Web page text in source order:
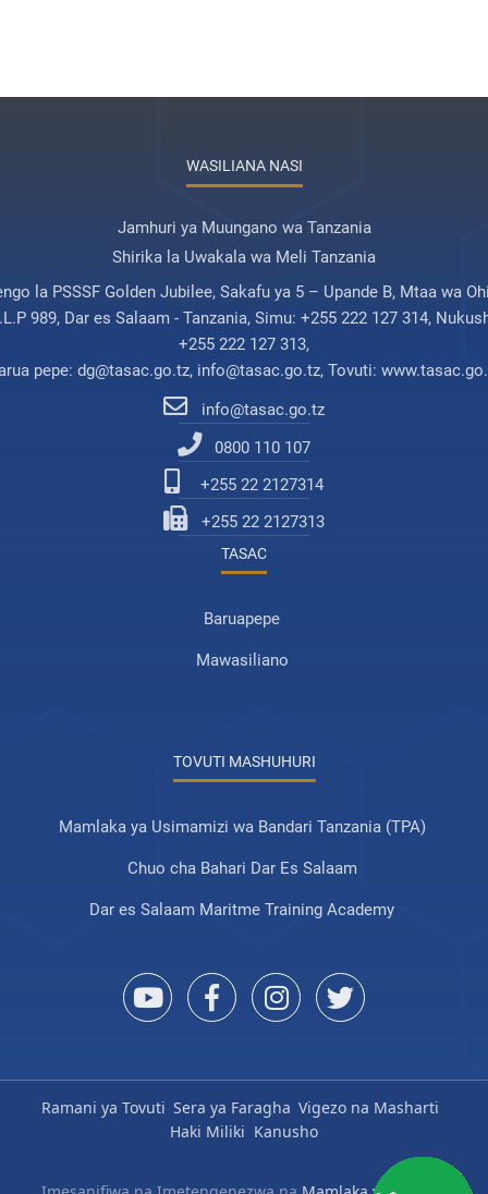
WASILIANA NASI
Jamhuri ya Muungano wa Tanzania
Shirika la Uwakala wa Meli Tanzania
la PSSSF Golden Jubilee, Sakafu ya 5 – Upande B, Mtaa wa
989, Dar es Salaam - Tanzania, Simu: +255 222 127 314,
+255 222 127 313,
pepe: dg@tasac.go.tz, info@tasac.go.tz, Tovuti:
info@tasac.go.tz
0800 110 107
+255 22 2127314
+255 22 2127313
TASAC
Baruapepe
Mawasiliano
TOVUTI MASHUHURI
Mamlaka ya Usimamizi wa Bandari Tanzania (TPA)
Chuo cha Bahari Dar Es Salaam
Dar es Salaam Maritme Training Academy
Ramani ya Tovuti Sera ya Faragha Vigezo na Masharti
Haki Miliki Kanusho